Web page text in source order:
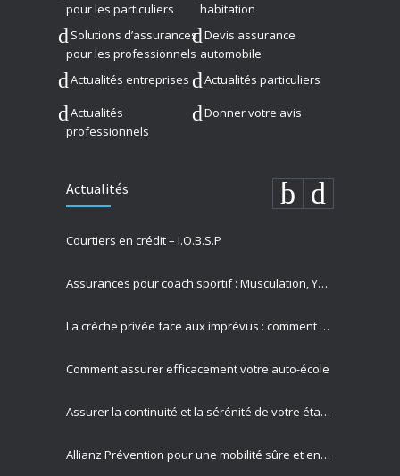
pour les particuliers
habitation
Solutions d’assurances
pour les professionnels
Devis assurance
automobile
Actualités entreprises
Actualités particuliers
Actualités
professionnels
Donner votre avis
Actualités
Courtiers en crédit – I.O.B.S.P
Assurances pour coach sportif : Musculation, Yoga et Équitation
La crèche privée face aux imprévus : comment Allianz protège vos missions les plus précieuses
Comment assurer efficacement votre auto-école
Assurer la continuité et la sérénité de votre établissement privé
Allianz Prévention pour une mobilité sûre et engagement sociétal